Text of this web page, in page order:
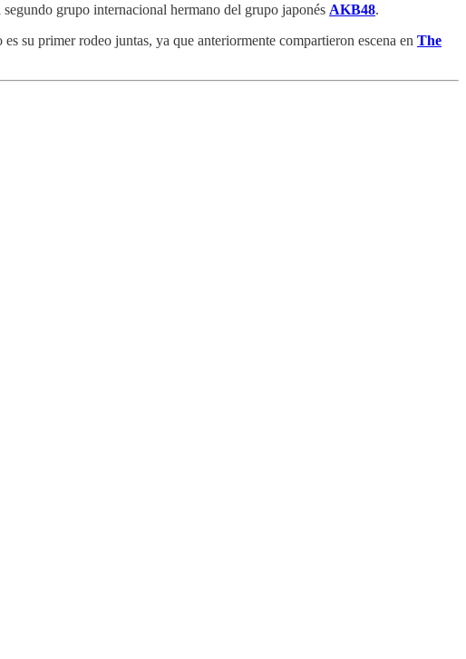
segundo grupo internacional hermano del grupo japonés AKB48.
su primer rodeo juntas, ya que anteriormente compartieron escena en The